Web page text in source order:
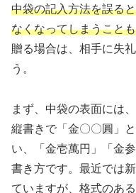
中袋の記入方法を誤る
なくなってしまうこと
贈る場合は、相手に失
う。
まず、中袋の表面には
縦書きで「金〇〇圓」
い、「金壱萬円」「金
書き方です。最近では
ていますが、格式のあ